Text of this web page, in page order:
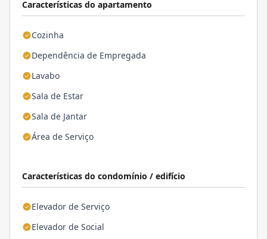
Características do apartamento
Cozinha
Dependência de Empregada
Lavabo
Sala de Estar
Sala de Jantar
Área de Serviço
Características do condomínio / edifício
Elevador de Serviço
Elevador de Social